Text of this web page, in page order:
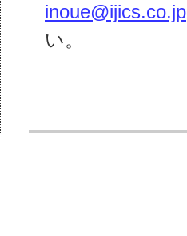
inoue@ijics.co.jp
い。